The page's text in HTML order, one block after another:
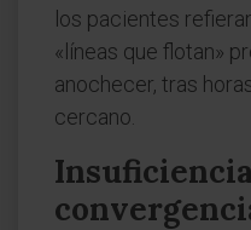
los pacientes
«líneas que flotan»
anochecer, tras
cercano.